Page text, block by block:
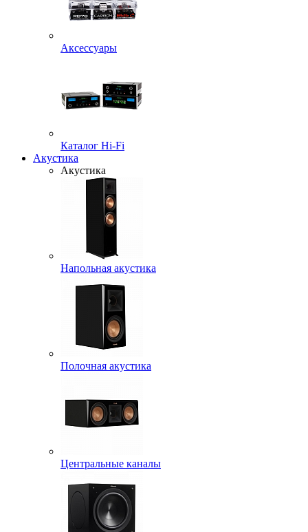
Аксессуары
Каталог Hi-Fi
Акустика
Акустика
Напольная акустика
Полочная акустика
Центральные каналы